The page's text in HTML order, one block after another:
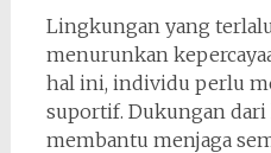
Lingkungan yang
menurunkan
hal ini, individu perlu
suportif. Dukungan
membantu menjaga